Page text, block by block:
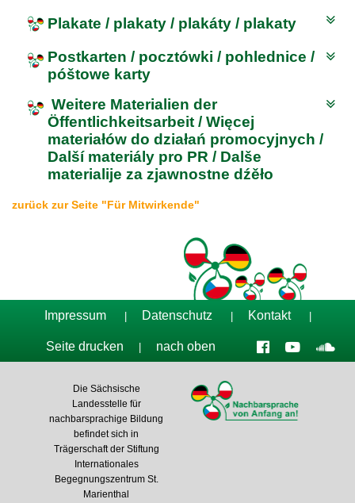
Plakate / plakaty / plakáty / plakaty
Postkarten / pocztówki / pohlednice /
póštowe karty
Weitere Materialien der
Öffentlichkeitsarbeit / Więcej
materiałów do działań promocyjnych /
Další materiály pro PR / Dalše
materialije za zjawnostne dźěło
zurück zur Seite "Für Mitwirkende"
Impressum Datenschutz Kontakt
Seite drucken nach oben
Die Sächsische
Landesstelle für
nachbarsprachige Bildung
befindet sich in
Trägerschaft der Stiftung
Internationales
Begegnungszentrum St.
Marienthal